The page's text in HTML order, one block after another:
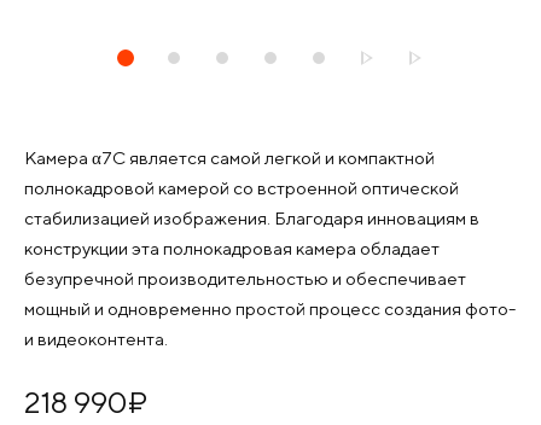
Камера α7C является самой легкой и компактной
полнокадровой камерой со встроенной оптической
стабилизацией изображения. Благодаря инновациям в
конструкции эта полнокадровая камера обладает
безупречной производительностью и обеспечивает
мощный и одновременно простой процесс создания фото-
и видеоконтента.
218 990¤